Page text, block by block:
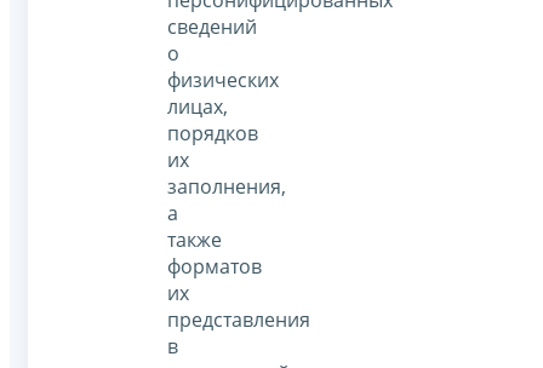
сведений
о
физических
лицах,
порядков
их
заполнения,
а
также
форматов
их
представления
в